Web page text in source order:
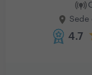
Sede
4.7